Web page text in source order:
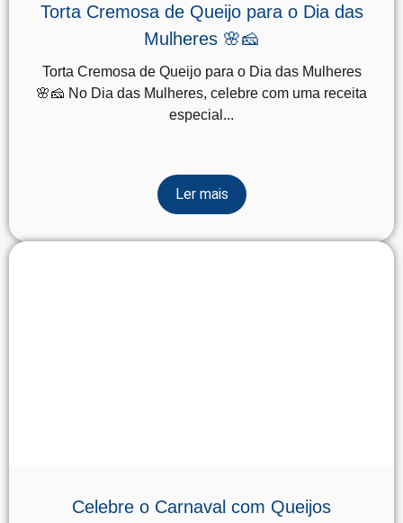
Torta Cremosa de Queijo para o Dia das
Mulheres 🌸🧀
Torta Cremosa de Queijo para o Dia das Mulheres
🌸🧀 No Dia das Mulheres, celebre com uma receita
especial...
Ler mais
Celebre o Carnaval com Queijos